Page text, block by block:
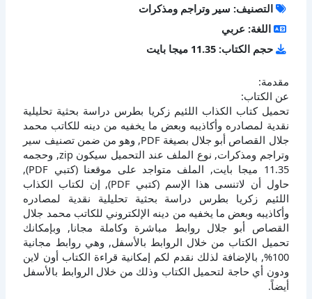
التصنيف: سير وتراجم ومذكرات
اللغة: عربي
حجم الكتاب: 11.35 ميجا بايت
مقدمة:
عن الكتاب:
تحميل كتاب الكذاب اللئيم زكريا بطرس دراسة بحثية تحليلية
نقدية لمصادره وأكاذيبه وبعض ما يخفيه من دينه للكاتب محمد
جلال القصاص أبو جلال بصيغة PDF, وهو من ضمن تصنيف سير
وتراجم ومذكرات, نوع الملف عند التحميل سيكون zip, وحجمه
11.35 ميجا بايت, الملف متواجد على موقعنا (كتبي PDF),
حاول أن لاتنسى هذا الإسم (كتبي PDF), إن لكتاب الكذاب
اللئيم زكريا بطرس دراسة بحثية تحليلية نقدية لمصادره
وأكاذيبه وبعض ما يخفيه من دينه الإلكتروني للكاتب محمد جلال
القصاص أبو جلال روابط مباشرة وكاملة مجانا, وبإمكانك
تحميل الكتاب من خلال الروابط بالأسفل, وهي روابط مجانية
100%, بالإضافة لذلك نقدم لكم إمكانية قراءة الكتاب أون لاين
ودون أي حاجة لتحميل الكتاب وذلك من خلال الروابط بالأسفل
أيضاً.